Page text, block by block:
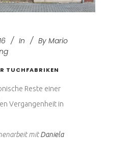
In By Mario
TUCHFABRIKEN
Reste einer
Vergangenheit in
mitDaniela